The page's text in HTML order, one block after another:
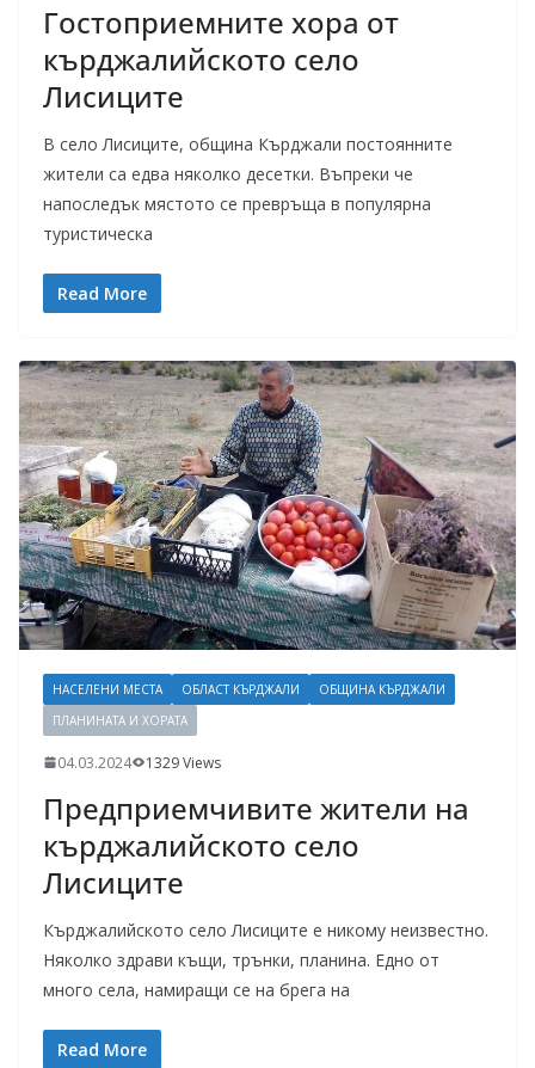
Гостоприемните хора от
кърджалийското село
Лисиците
В село Лисиците, община Кърджали постоянните
жители са едва няколко десетки. Въпреки че
напоследък мястото се превръща в популярна
туристическа
Read More
НАСЕЛЕНИ МЕСТА ОБЛАСТ КЪРДЖАЛИ
ОБЩИНА КЪРДЖАЛИ
ПЛАНИНАТА И ХОРАТА
04.03.2024 1329 Views
Предприемчивите жители на
кърджалийското село
Лисиците
Кърджалийското село Лисиците е никому неизвестно.
Няколко здрави къщи, трънки, планина. Едно от
много села, намиращи се на брега на
Read More